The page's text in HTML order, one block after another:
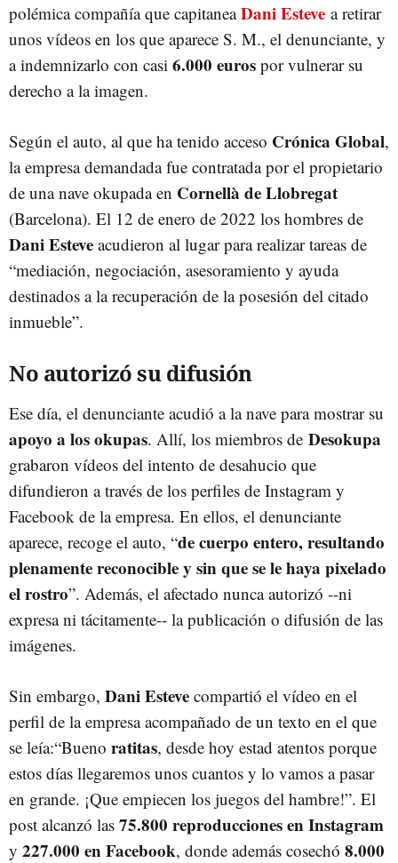
polémica compañía que capitaneaDani Esteve a retirar
unos vídeos en los que aparece S. M., el denunciante, y
a indemnizarlo con casi 6.000 euros por vulnerar su
derecho a la imagen.
Según el auto, al que ha tenido acceso Crónica Global,
la empresa demandada fue contratada por el propietario
de una nave okupada en Cornellà de Llobregat
(Barcelona). El 12 de enero de 2022 los hombres de
Dani Esteve acudieron al lugar para realizar tareas de
“mediación, negociación, asesoramiento y ayuda
destinados a la recuperación de la posesión del citado
inmueble”.
No autorizó su difusión
Ese día, el denunciante acudió a la nave para mostrar su
apoyo a los okupas. Allí, los miembros de Desokupa
grabaron vídeos del intento de desahucio que
difundieron a través de los perfiles de Instagram y
Facebook de la empresa. En ellos, el denunciante
aparece, recoge el auto, “de cuerpo entero, resultando
plenamente reconocible y sin que se le haya pixelado
el rostro”. Además, el afectado nunca autorizó --ni
expresa ni tácitamente-- la publicación o difusión de las
imágenes.
Sin embargo, Dani Esteve compartió el vídeo en el
perfil de la empresa acompañado de un texto en el que
se leía:“Bueno ratitas, desde hoy estad atentos porque
estos días llegaremos unos cuantos y lo vamos a pasar
en grande. ¡Que empiecen los juegos del hambre!”. El
post alcanzó las 75.800 reproducciones en Instagram
y 227.000 en Facebook, donde además cosechó 8.000